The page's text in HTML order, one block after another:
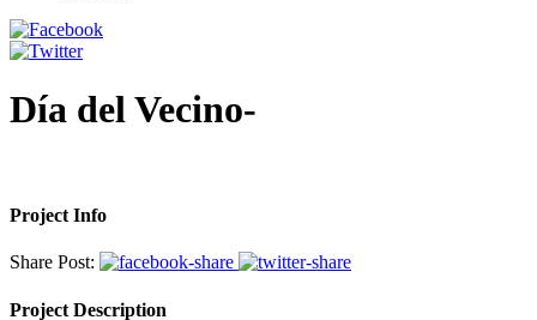
Día del Vecino-
Project Info
Share Post:
Project Description